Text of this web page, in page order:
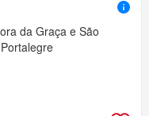
da Graça e São